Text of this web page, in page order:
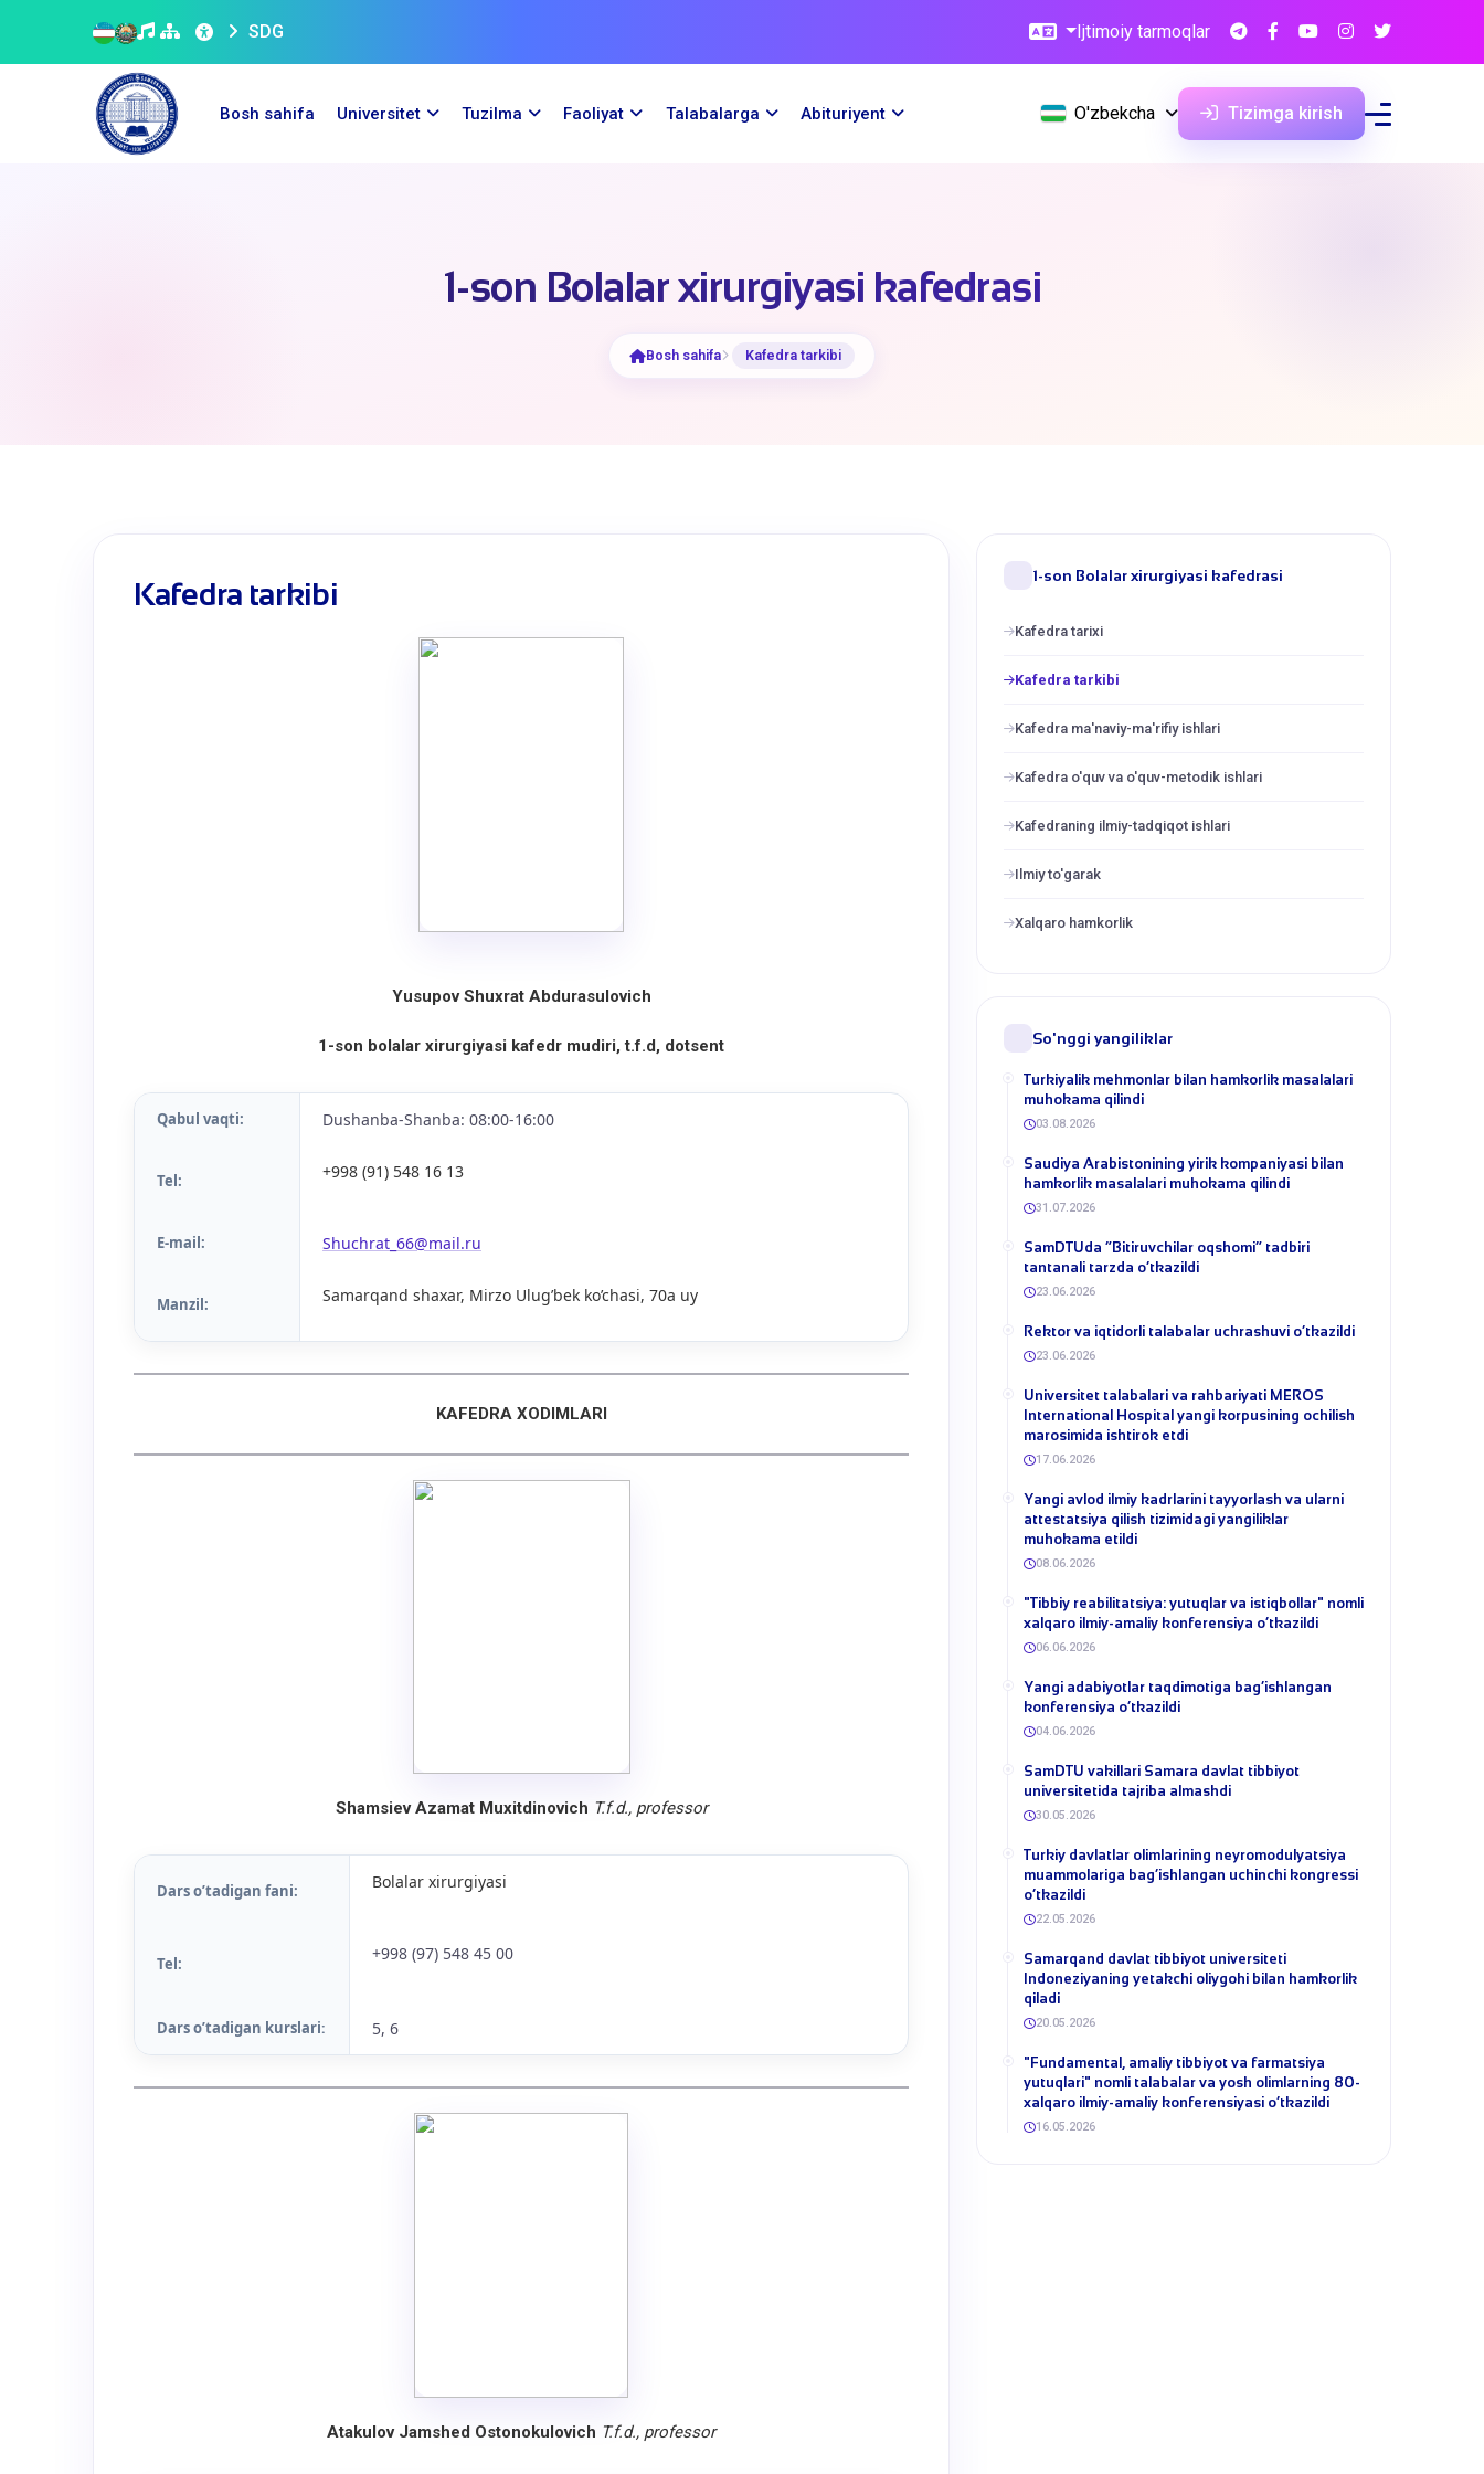
SDG Ijtimoiy tarmoqlar
Bosh sahifa Universitet Tuzilma Faoliyat Talabalarga Abituriyent O'zbekcha Tizimga kirish
1-son Bolalar xirurgiyasi kafedrasi
Bosh sahifa Kafedra tarkibi
Kafedra tarkibi
Yusupov Shuxrat Abdurasulovich
1-son bolalar xirurgiyasi kafedr mudiri, t.f.d, dotsent
Qabul vaqti: Dushanba-Shanba: 08:00-16:00
Tel: +998 (91) 548 16 13
E-mail: Shuchrat_66@mail.ru
Manzil: Samarqand shaxar, Mirzo Ulug’bek ko’chasi, 70a uy
KAFEDRA XODIMLARI
Shamsiev Azamat Muxitdinovich T.f.d., professor
Dars o’tadigan fani: Bolalar xirurgiyasi
Tel: +998 (97) 548 45 00
Dars o’tadigan kurslari: 5, 6
Atakulov Jamshed Ostonokulovich T.f.d., professor
1-son Bolalar xirurgiyasi kafedrasi
Kafedra tarixi
Kafedra tarkibi
Kafedra ma'naviy-ma'rifiy ishlari
Kafedra o'quv va o'quv-metodik ishlari
Kafedraning ilmiy-tadqiqot ishlari
Ilmiy to'garak
Xalqaro hamkorlik
So'nggi yangiliklar
Turkiyalik mehmonlar bilan hamkorlik masalalari
muhokama qilindi
03.08.2026
​Saudiya Arabistonining yirik kompaniyasi bilan
hamkorlik masalalari muhokama qilindi
31.07.2026
​SamDTUda “Bitiruvchilar oqshomi” tadbiri
tantanali tarzda o‘tkazildi
23.06.2026
​Rektor va iqtidorli talabalar uchrashuvi o‘tkazildi
23.06.2026
Universitet talabalari va rahbariyati MEROS
International Hospital yangi korpusining ochilish
marosimida ishtirok etdi
17.06.2026
Yangi avlod ilmiy kadrlarini tayyorlash va ularni
attestatsiya qilish tizimidagi yangiliklar
muhokama etildi
08.06.2026
​"Tibbiy reabilitatsiya: yutuqlar va istiqbollar" nomli
xalqaro ilmiy-amaliy konferensiya o‘tkazildi
06.06.2026
​Yangi adabiyotlar taqdimotiga bag‘ishlangan
konferensiya o‘tkazildi
04.06.2026
SamDTU vakillari Samara davlat tibbiyot
universitetida tajriba almashdi
30.05.2026
​Turkiy davlatlar olimlarining neyromodulyatsiya
muammolariga bag‘ishlangan uchinchi kongressi
o‘tkazildi
22.05.2026
Samarqand davlat tibbiyot universiteti
Indoneziyaning yetakchi oliygohi bilan hamkorlik
qiladi
20.05.2026
​"Fundamental, amaliy tibbiyot va farmatsiya
yutuqlari" nomli talabalar va yosh olimlarning 80-
xalqaro ilmiy-amaliy konferensiyasi o‘tkazildi
16.05.2026